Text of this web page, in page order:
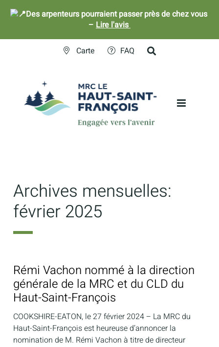
Des arpenteurs pourraient passer près de chez vous
– Lire l'avis
Carte FAQ
Archives mensuelles:
février 2025
Rémi Vachon nommé à la direction
générale de la MRC et du CLD du
Haut-Saint-François
COOKSHIRE-EATON, le 27 février 2024 – La MRC du
Haut-Saint-François est heureuse d’annoncer la
nomination de M. Rémi Vachon à titre de directeur